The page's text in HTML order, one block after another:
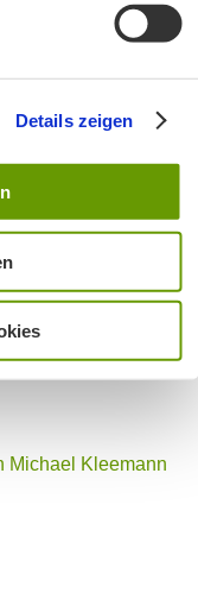
Details zeigen
Michael Kleemann